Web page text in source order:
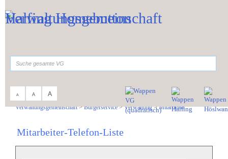
A A A
Verwaltungsgemeinschaft>Bürgerservice>Verwaltung>Mitarbeiter
Mitarbeiter-Telefon-Liste